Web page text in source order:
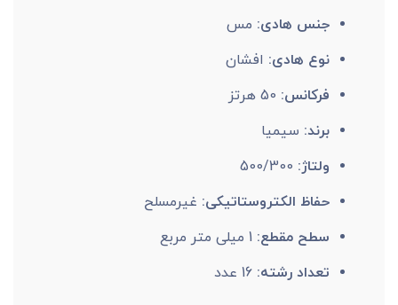
جنس هادی: مس
نوع هادی: افشان
فرکانس:
برند: سیمیا
ولتاژ:
حفاظ الکتروستاتیکی: غیرمسلح
سطح مقطع: 1 میلی متر مربع
تعداد رشته:16 عدد